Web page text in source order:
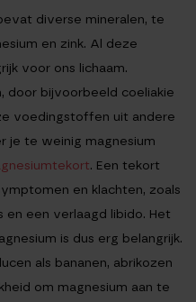
diverse mineralen, te
en zink. Al deze
voor ons lichaam.
door bijvoorbeeld coeliakie
voedingstoffen uit andere
je te weinig magnesium
. Een tekort
en klachten, zoals
en een verlaagd libido. Het
is dus erg belangrijk.
als bananen, abrikozen
om magnesium aan te